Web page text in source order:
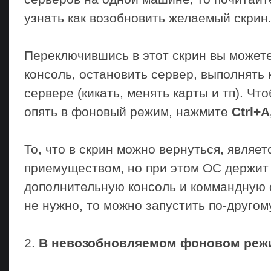
узнать как возобновить желаемый скрин.
Переключившись в этот скрин вы
консоль, остановить сервер,
сервере (кикать, менять карты и тп).
опять в фоновый режим, нажмите
То, что в скрин можно вернуться,
приемуществом, но при этом ОС держит
дополнительную консоль и коммандную
не нужно, то можно запустить по-
2. В невозобновляемом фоновом